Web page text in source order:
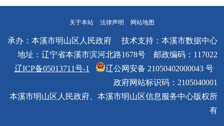
关于本站 法律声明 网站地图
承办：本溪市明山区人民政府 技术支持：本溪市数据中心
地址：辽宁省本溪市滨河北路1678号 邮政编码：117022
辽ICP备05013711号-1
辽公网安备 21050402000043 号
政府网站标识码：2105040001
本溪市明山区人民政府、本溪市明山区信息服务中心版权所
有